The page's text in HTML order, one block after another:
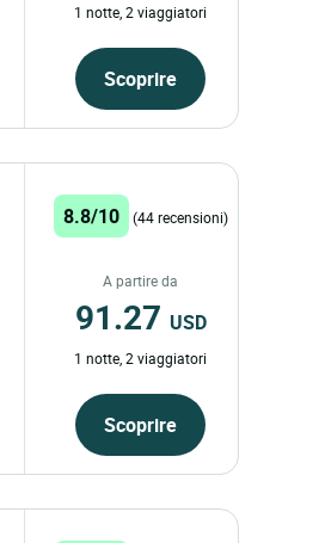
1 notte, 2 viaggiatori
Scoprire
8.8/10 (44 recensioni)
A partire da
91.27 USD
1 notte, 2 viaggiatori
Scoprire